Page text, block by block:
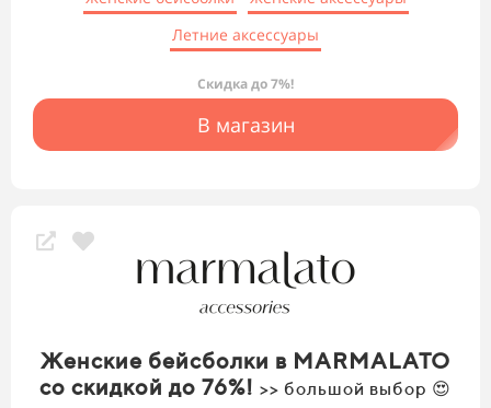
Летние аксессуары
Скидка до 7%!
В магазин
Женские бейсболки в MARMALATO
со скидкой до 76%! >> большой выбор 😍